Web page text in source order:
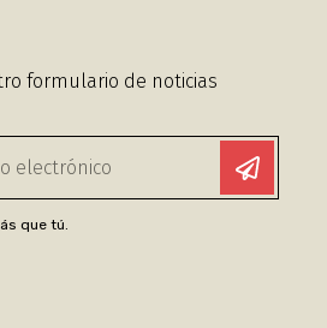
formulario de noticias
que tú.